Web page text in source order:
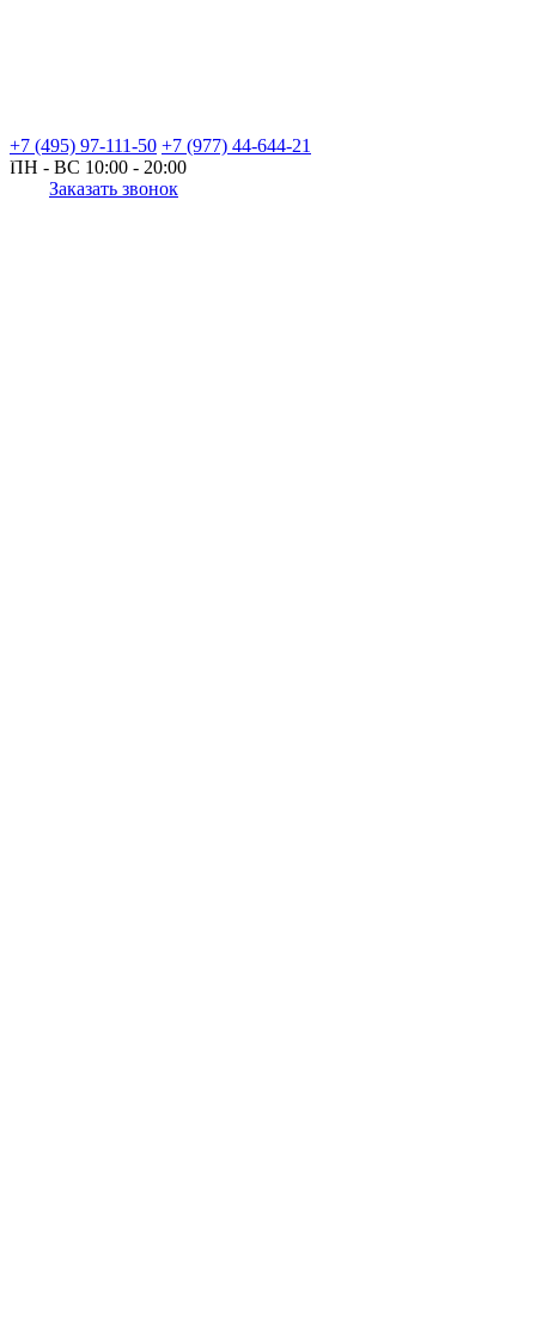
+7 (495) 97-111-50 +7 (977) 44-644-21
ПН - ВС 10:00 - 20:00
Заказать звонок